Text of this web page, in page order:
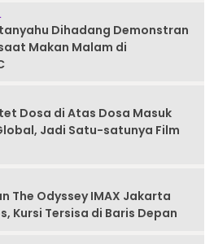
Dihadang Demonstran
Makan Malam di
Dosa di Atas Dosa Masuk
Jadi Satu-satunya Film
The Odyssey IMAX Jakarta
Kursi Tersisa di Baris Depan